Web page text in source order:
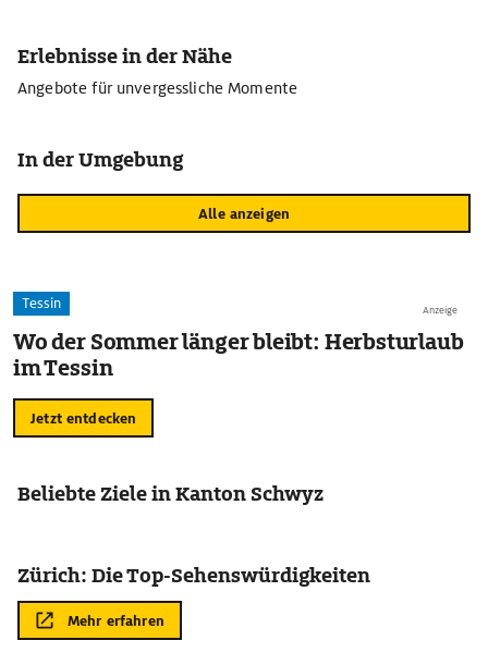
Erlebnisse in der Nähe
Angebote für unvergessliche Momente
In der Umgebung
Alle anzeigen
Anzeige
Tessin
Wo der Sommer länger bleibt: Herbsturlaub
im Tessin
Jetzt entdecken
Beliebte Ziele in Kanton Schwyz
Zürich: Die Top-Sehenswürdigkeiten
Mehr erfahren